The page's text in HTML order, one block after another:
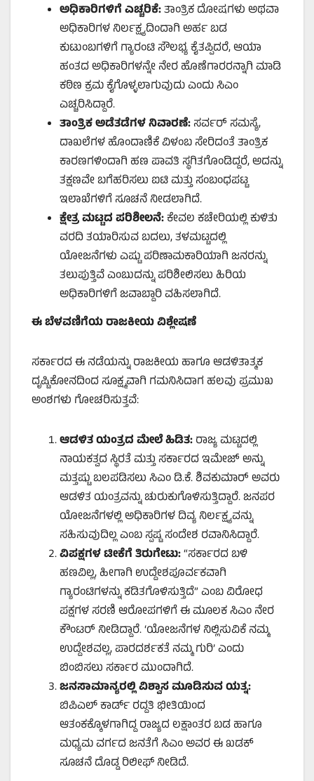
ಅಧಿಕಾರಿಗಳಿಗೆ ಎಚ್ಚರಿಕೆ:ತಾಂತ್ರಿಕ ದೋಷಗಳು ಅಥವಾ
ಅಧಿಕಾರಿಗಳ ನಿರ್ಲಕ್ಷ್ಯದಿಂದಾಗಿ ಅರ್ಹ ಬಡ
ಕುಟುಂಬಗಳಿಗೆ ಗ್ಯಾರಂಟಿ ಸೌಲಭ್ಯ ಕೈತಪ್ಪಿದರೆ, ಆಯಾ
ಹಂತದ ಅಧಿಕಾರಿಗಳನ್ನೇ ನೇರ ಹೊಣೆಗಾರರನ್ನಾಗಿ ಮಾಡಿ
ಕಠಿಣ ಕ್ರಮ ಕೈಗೊಳ್ಳಲಾಗುವುದು ಎಂದು ಸಿಎಂ
ಎಚ್ಚರಿಸಿದ್ದಾರೆ.
ತಾಂತ್ರಿಕ ಅಡೆತಡೆಗಳ ನಿವಾರಣೆ:ಸರ್ವರ್ ಸಮಸ್ಯೆ,
ದಾಖಲೆಗಳ ಹೊಂದಾಣಿಕೆ ವಿಳಂಬ ಸೇರಿದಂತೆ ತಾಂತ್ರಿಕ
ಕಾರಣಗಳಿಂದಾಗಿ ಹಣ ಪಾವತಿ ಸ್ಥಗಿತಗೊಂಡಿದ್ದರೆ, ಅದನ್ನು
ತಕ್ಷಣವೇ ಬಗೆಹರಿಸಲು ಐಟಿ ಮತ್ತು ಸಂಬಂಧಪಟ್ಟ
ಇಲಾಖೆಗಳಿಗೆ ಸೂಚನೆ ನೀಡಲಾಗಿದೆ.
ಕ್ಷೇತ್ರ ಮಟ್ಟದ ಪರಿಶೀಲನೆ:ಕೇವಲ ಕಚೇರಿಯಲ್ಲಿ ಕುಳಿತು
ವರದಿ ತಯಾರಿಸುವ ಬದಲು, ತಳಮಟ್ಟದಲ್ಲಿ
ಯೋಜನೆಗಳು ಎಷ್ಟು ಪರಿಣಾಮಕಾರಿಯಾಗಿ ಜನರನ್ನು
ತಲುಪುತ್ತಿವೆ ಎಂಬುದನ್ನು ಪರಿಶೀಲಿಸಲು ಹಿರಿಯ
ಅಧಿಕಾರಿಗಳಿಗೆ ಜವಾಬ್ದಾರಿ ವಹಿಸಲಾಗಿದೆ.
ಈ ಬೆಳವಣಿಗೆಯ ರಾಜಕೀಯ ವಿಶ್ಲೇಷಣೆ
ಸರ್ಕಾರದ ಈ ನಡೆಯನ್ನು ರಾಜಕೀಯ ಹಾಗೂ ಆಡಳಿತಾತ್ಮಕ
ದೃಷ್ಟಿಕೋನದಿಂದ ಸೂಕ್ಷ್ಮವಾಗಿ ಗಮನಿಸಿದಾಗ ಹಲವು ಪ್ರಮುಖ
ಅಂಶಗಳು ಗೋಚರಿಸುತ್ತವೆ:
ಆಡಳಿತ ಯಂತ್ರದ ಮೇಲೆ ಹಿಡಿತ:ರಾಜ್ಯ ಮಟ್ಟದಲ್ಲಿ
ನಾಯಕತ್ವದ ಸ್ಥಿರತೆ ಮತ್ತು ಸರ್ಕಾರದ ಇಮೇಜ್ ಅನ್ನು
ಮತ್ತಷ್ಟು ಬಲಪಡಿಸಲು ಸಿಎಂ ಡಿ.ಕೆ. ಶಿವಕುಮಾರ್ ಅವರು
ಆಡಳಿತ ಯಂತ್ರವನ್ನು ಚುರುಕುಗೊಳಿಸುತ್ತಿದ್ದಾರೆ. ಜನಪರ
ಯೋಜನೆಗಳಲ್ಲಿ ಅಧಿಕಾರಿಗಳ ದಿವ್ಯ ನಿರ್ಲಕ್ಷ್ಯವನ್ನು
ಸಹಿಸುವುದಿಲ್ಲ ಎಂಬ ಸ್ಪಷ್ಟ ಸಂದೇಶ ರವಾನಿಸಿದ್ದಾರೆ.
ವಿಪಕ್ಷಗಳ ಟೀಕೆಗೆ ತಿರುಗೇಟು:“ಸರ್ಕಾರದ ಬಳಿ
ಹಣವಿಲ್ಲ, ಹೀಗಾಗಿ ಉದ್ದೇಶಪೂರ್ವಕವಾಗಿ
ಗ್ಯಾರಂಟಿಗಳನ್ನು ಕಡಿತಗೊಳಿಸುತ್ತಿದೆ” ಎಂಬ ವಿರೋಧ
ಪಕ್ಷಗಳ ಸರಣಿ ಆರೋಪಗಳಿಗೆ ಈ ಮೂಲಕ ಸಿಎಂ ನೇರ
ಕೌಂಟರ್ ನೀಡಿದ್ದಾರೆ. ‘ಯೋಜನೆಗಳ ನಿಲ್ಲಿಸುವಿಕೆ ನಮ್ಮ
ಉದ್ದೇಶವಲ್ಲ, ಪಾರದರ್ಶಕತೆ ನಮ್ಮ ಗುರಿ’ ಎಂದು
ಬಿಂಬಿಸಲು ಸರ್ಕಾರ ಮುಂದಾಗಿದೆ.
ಜನಸಾಮಾನ್ಯರಲ್ಲಿ ವಿಶ್ವಾಸ ಮೂಡಿಸುವ ಯತ್ನ:
ಬಿಪಿಎಲ್ ಕಾರ್ಡ್ ರದ್ದತಿ ಭೀತಿಯಿಂದ
ಆತಂಕಕ್ಕೊಳಗಾಗಿದ್ದ ರಾಜ್ಯದ ಲಕ್ಷಾಂತರ ಬಡ ಹಾಗೂ
ಮಧ್ಯಮ ವರ್ಗದ ಜನತೆಗೆ ಸಿಎಂ ಅವರ ಈ ಖಡಕ್
ಸೂಚನೆ ದೊಡ್ಡ ರಿಲೀಫ್ ನೀಡಿದೆ.